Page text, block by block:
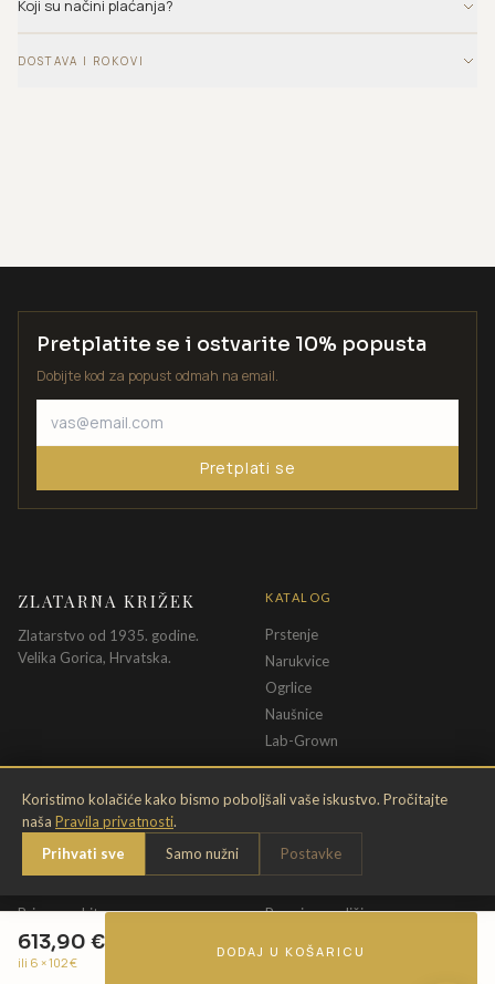
Koji su načini plaćanja?
DOSTAVA I ROKOVI
613,90 €
ili 6 ×102€
DODAJ U KOŠARICU
Koristimo kolačiće kako bismo poboljšali vaše iskustvo. Pročitajte
naša Pravila privatnosti.
Prihvati sve
Samo nužni Postavke
Pretplatite se i ostvarite 10% popusta
Dobijte kod za popust odmah na email.
Pretplati se
ZLATARNA KRIŽEK
Zlatarstvo od 1935. godine.
Velika Gorica, Hrvatska.
KATALOG
Prstenje
Narukvice
Ogrlice
Naušnice
Lab-Grown
INFORMACIJE
O nama
Kontakt
Briga o nakitu
Jamstvo
PRAVNE ODREDBE
Pravila privatnosti
Opći uvjeti
Promjena veličine